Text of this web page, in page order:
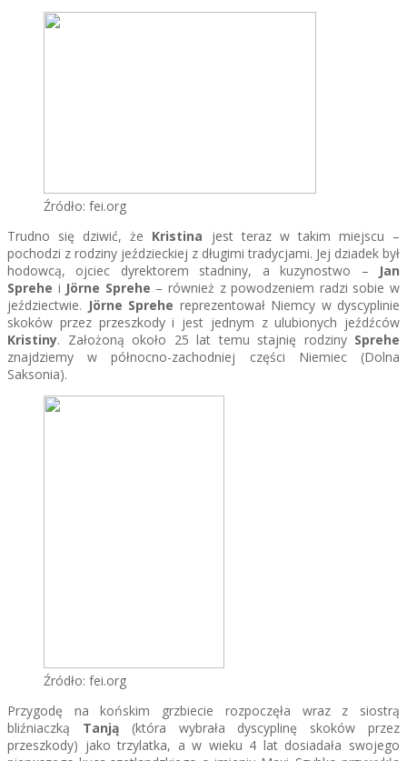
Źródło: fei.org
Trudno się dziwić, że Kristina jest teraz w takim miejscu –
pochodzi z rodziny jeździeckiej z długimi tradycjami. Jej dziadek był
hodowcą, ojciec dyrektorem stadniny, a kuzynostwo –
Jan
Sprehe i Jörne Sprehe – również z powodzeniem radzi sobie w
jeździectwie. Jörne Sprehe reprezentował Niemcy w dyscyplinie
skoków przez przeszkody i jest jednym z ulubionych jeźdźców
Kristiny. Założoną około 25 lat temu stajnię rodziny Sprehe
znajdziemy w północno-zachodniej części Niemiec (Dolna
Saksonia).
Źródło: fei.org
Przygodę na końskim grzbiecie rozpoczęła wraz z siostrą
bliźniaczką Tanją(która wybrała dyscyplinę skoków przez
przeszkody) jako trzylatka, a w wieku 4 lat dosiadała swojego